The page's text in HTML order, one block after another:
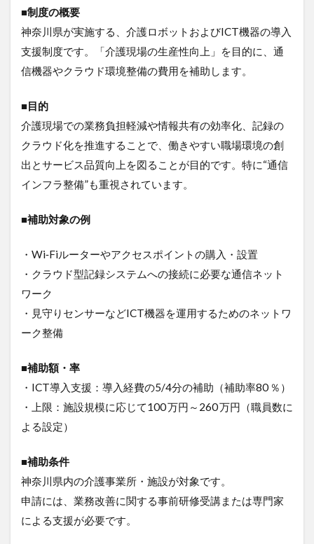
■制度の概要
神奈川県が実施する、介護ロボットおよびICT機器の導入
支援制度です。「介護現場の生産性向上」を目的に、通
信機器やクラウド環境整備の費用を補助します。
■目的
介護現場での業務負担軽減や情報共有の効率化、記録の
クラウド化を推進することで、働きやすい職場環境の創
出とサービス品質向上を図ることが目的です。特に“通信
インフラ整備”も重視されています。
■補助対象の例
・Wi‑Fiルーターやアクセスポイントの購入・設置
・クラウド型記録システムへの接続に必要な通信ネット
ワーク
・見守りセンサーなどICT機器を運用するためのネットワ
ーク整備
■補助額・率
・ICT導入支援：導入経費の5/4分の補助（補助率80 ％）
・上限：施設規模に応じて100 万円～260 万円（職員数に
よる設定）
■補助条件
神奈川県内の介護事業所・施設が対象です。
申請には、業務改善に関する事前研修受講または専門家
による支援が必要です。